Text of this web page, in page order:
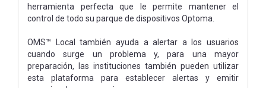
herramienta perfecta que le permite mantener el
control de todo su parque de dispositivos Optoma.
OMS™ Local también ayuda a alertar a los usuarios
cuando surge un problema y, para una mayor
preparación, las instituciones también pueden utilizar
esta plataforma para establecer alertas y emitir